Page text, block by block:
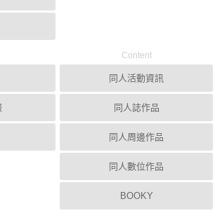
Content
同人活動資訊
同人誌作品
同人周邊作品
同人數位作品
BOOKY